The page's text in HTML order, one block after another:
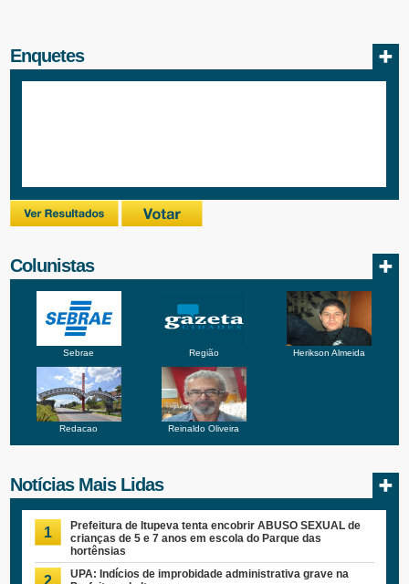
Enquetes
Colunistas
Sebrae Região Herikson Almeida
Redacao Reinaldo Oliveira
Notícias Mais Lidas
1
Prefeitura de Itupeva tenta encobrir ABUSO SEXUAL de
crianças de 5 e 7 anos em escola do Parque das
hortênsias
UPA: Indícios de improbidade administrativa grave na